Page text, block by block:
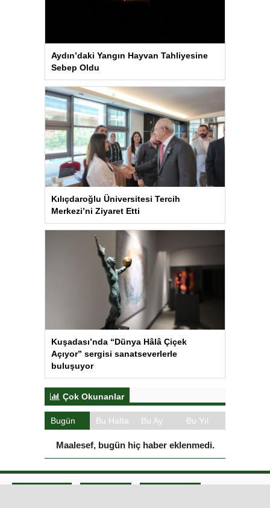
Aydın’daki Yangın Hayvan Tahliyesine
Sebep Oldu
Kılıçdaroğlu Üniversitesi Tercih
Merkezi’ni Ziyaret Etti
Kuşadası’nda “Dünya Hâlâ Çiçek
Açıyor” sergisi sanatseverlerle
buluşuyor
Çok Okunanlar
Bugün Bu Hafta Bu Ay Bu Yıl
Maalesef, bugün hiç haber eklenmedi.